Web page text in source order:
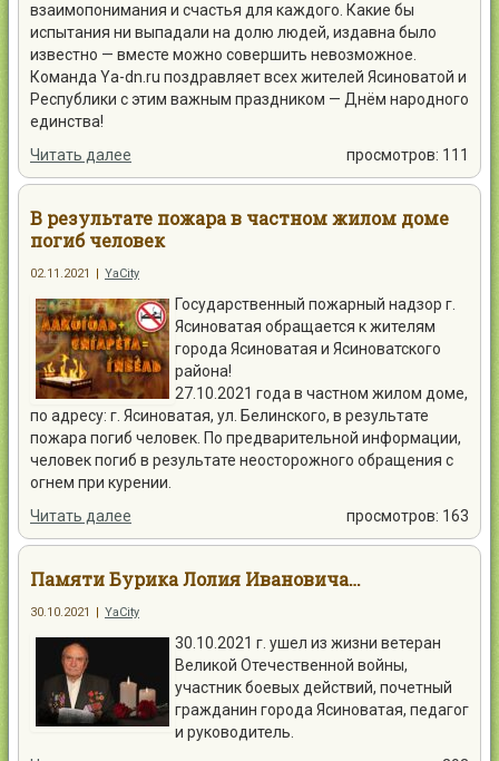
взаимопонимания и счастья для каждого. Какие бы
испытания ни выпадали на долю людей, издавна было
известно — вместе можно совершить невозможное.
Команда Ya-dn.ru поздравляет всех жителей Ясиноватой и
Республики с этим важным праздником — Днём народного
единства!
Читать далее
просмотров: 111
В результате пожара в частном жилом доме
погиб человек
02.11.2021 | YaCity
Государственный пожарный надзор г.
Ясиноватая обращается к жителям
города Ясиноватая и Ясиноватского
района!
27.10.2021 года в частном жилом доме,
по адресу: г. Ясиноватая, ул. Белинского, в результате
пожара погиб человек. По предварительной информации,
человек погиб в результате неосторожного обращения с
огнем при курении.
Читать далее
просмотров: 163
Памяти Бурика Лолия Ивановича…
30.10.2021 | YaCity
30.10.2021 г. ушел из жизни ветеран
Великой Отечественной войны,
участник боевых действий, почетный
гражданин города Ясиноватая, педагог
и руководитель.